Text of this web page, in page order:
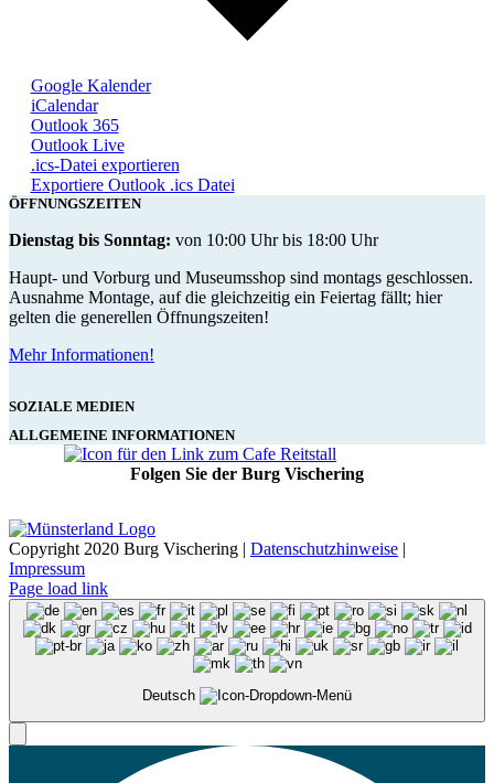
Google Kalender
iCalendar
Outlook 365
Outlook Live
.ics-Datei exportieren
Exportiere Outlook .ics Datei
ÖFFNUNGSZEITEN
Dienstag bis Sonntag: von 10:00 Uhr bis 18:00 Uhr
Haupt- und Vorburg und Museumsshop sind montags geschlossen.
Ausnahme Montage, auf die gleichzeitig ein Feiertag fällt; hier
gelten die generellen Öffnungszeiten!
Mehr Informationen!
SOZIALE MEDIEN
ALLGEMEINE INFORMATIONEN
Folgen Sie der Burg Vischering
Copyright 2020 Burg Vischering | Datenschutzhinweise |
Impressum
Page load link
Deutsch